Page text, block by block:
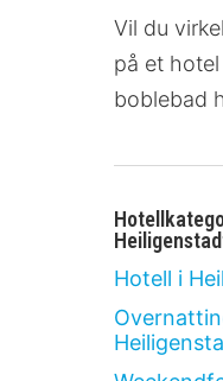
Vil du
på et
boblebad
Hotell i